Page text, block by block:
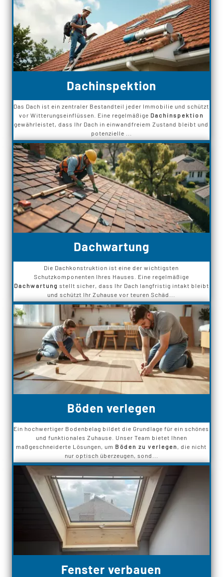
Dachinspektion
Das Dach ist ein zentraler Bestandteil jeder Immobilie und schützt
vor Witterungseinflüssen. Eine regelmäßige Dachinspektion
gewährleistet, dass Ihr Dach in einwandfreiem Zustand bleibt und
potenzielle ...
Dachwartung
Die Dachkonstruktion ist eine der wichtigsten
Schutzkomponenten Ihres Hauses. Eine regelmäßige
Dachwartung stellt sicher, dass Ihr Dach langfristig intakt bleibt
und schützt Ihr Zuhause vor teuren Schäd...
Böden verlegen
Ein hochwertiger Bodenbelag bildet die Grundlage für ein schönes
und funktionales Zuhause. Unser Team bietet Ihnen
maßgeschneiderte Lösungen, um Böden zu verlegen , die nicht
nur optisch überzeugen, sond...
Fenster verbauen